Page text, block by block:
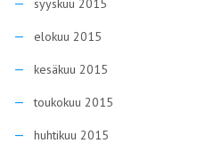
syyskuu 2015
elokuu 2015
kesäkuu 2015
toukokuu 2015
huhtikuu 2015